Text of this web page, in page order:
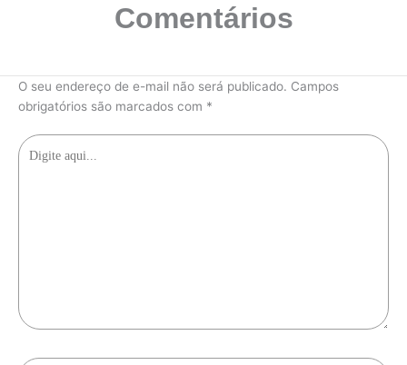
Comentários
O seu endereço de e-mail não será publicado. Campos
obrigatórios são marcados com *